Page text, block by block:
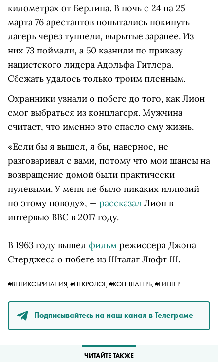
километрах от Берлина. В ночь с 24 на 25
марта 76 арестантов попытались покинуть
лагерь через туннели, вырытые заранее. Из
них 73 поймали, а 50 казнили по приказу
нацистского лидера Адольфа Гитлера.
Сбежать удалось только троим пленным.
Охранники узнали о побеге до того, как Лион
смог выбраться из концлагеря. Мужчина
считает, что именно это спасло ему жизнь.
«Если бы я вышел, я бы, наверное, не
разговаривал с вами, потому что мои шансы на
возвращение домой были практически
нулевыми. У меня не было никаких иллюзий
по этому поводу», — рассказал Лион в
интервью BBC в 2017 году.
В 1963 году вышел фильм режиссера Джона
Стерджеса о побеге из Шталаг Люфт III.
#ВЕЛИКОБРИТАНИЯ, #НЕКРОЛОГ, #КОНЦЛАГЕРЬ, #ГИТЛЕР
Подписывайтесь на наш канал в Телеграме
ЧИТАЙТЕ ТАКЖЕ